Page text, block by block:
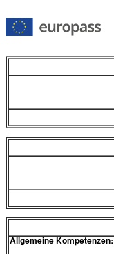
Allgemeine Kompetenzen: